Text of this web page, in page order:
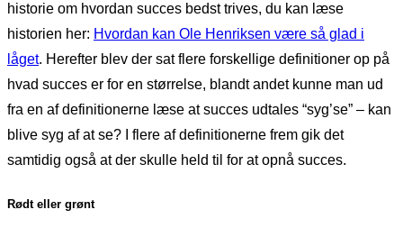
historie om hvordan succes bedst trives, du kan læse
historien her: Hvordan kan Ole Henriksen være så glad i
låget. Herefter blev der sat flere forskellige definitioner op på
hvad succes er for en størrelse, blandt andet kunne man ud
fra en af definitionerne læse at succes udtales “syg’se” – kan
blive syg af at se? I flere af definitionerne frem gik det
samtidig også at der skulle held til for at opnå succes.
Rødt eller grønt